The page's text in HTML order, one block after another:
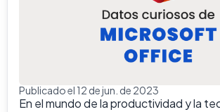
Publicado el 12 de jun. de 2023
En el mundo de la productividad y la